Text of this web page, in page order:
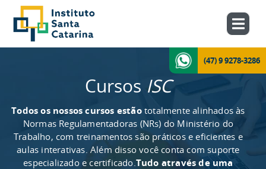
(47) 9 9278-3286
Cursos ISC
Todos os nossos cursos estãototalmente alinhados às
Normas Regulamentadoras (NRs) do Ministério do
Trabalho, com treinamentos são práticos e eficientes e
aulas interativas. Além disso você conta com suporte
especializado e certificado.Tudo através de uma